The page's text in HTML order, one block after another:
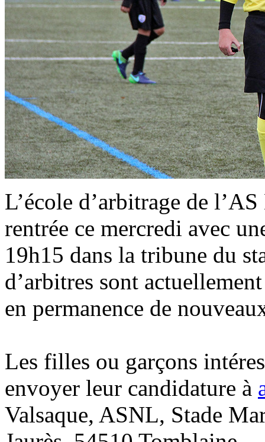
L’école d’arbitrage de
rentrée ce mercredi avec
19h15 dans la tribune du
d’arbitres sont
en permanence de
Les filles ou garçons
envoyer leur candidature à
Valsaque, ASNL, Stade